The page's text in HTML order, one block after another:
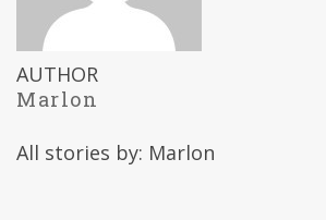
AUTHOR
Marlon
All stories by: Marlon